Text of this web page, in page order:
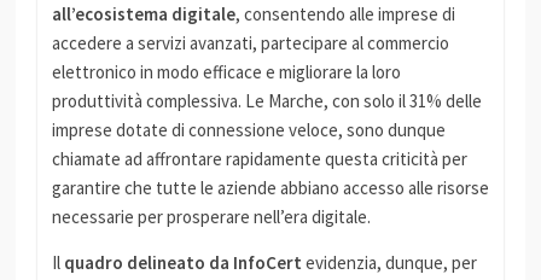
all’ecosistema digitale, consentendo alle imprese di
accedere a servizi avanzati, partecipare al commercio
elettronico in modo efficace e migliorare la loro
produttività complessiva. Le Marche, con solo il 31% delle
imprese dotate di connessione veloce, sono dunque
chiamate ad affrontare rapidamente questa criticità per
garantire che tutte le aziende abbiano accesso alle risorse
necessarie per prosperare nell’era digitale.
Il quadro delineato da InfoCert evidenzia, dunque, per